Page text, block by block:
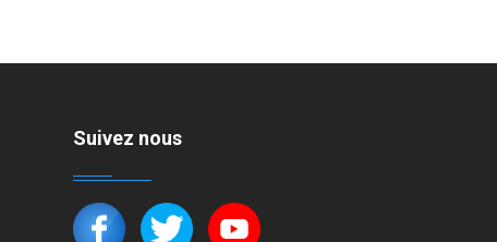
Suivez nous